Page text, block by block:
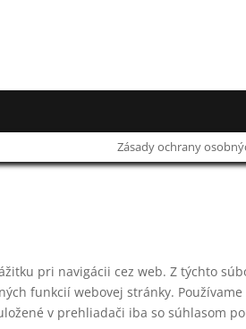
Zásady ochrany
pri navigácii cez web. Z týchto
funkcií webovej stránky.
v prehliadači iba so súhlasom